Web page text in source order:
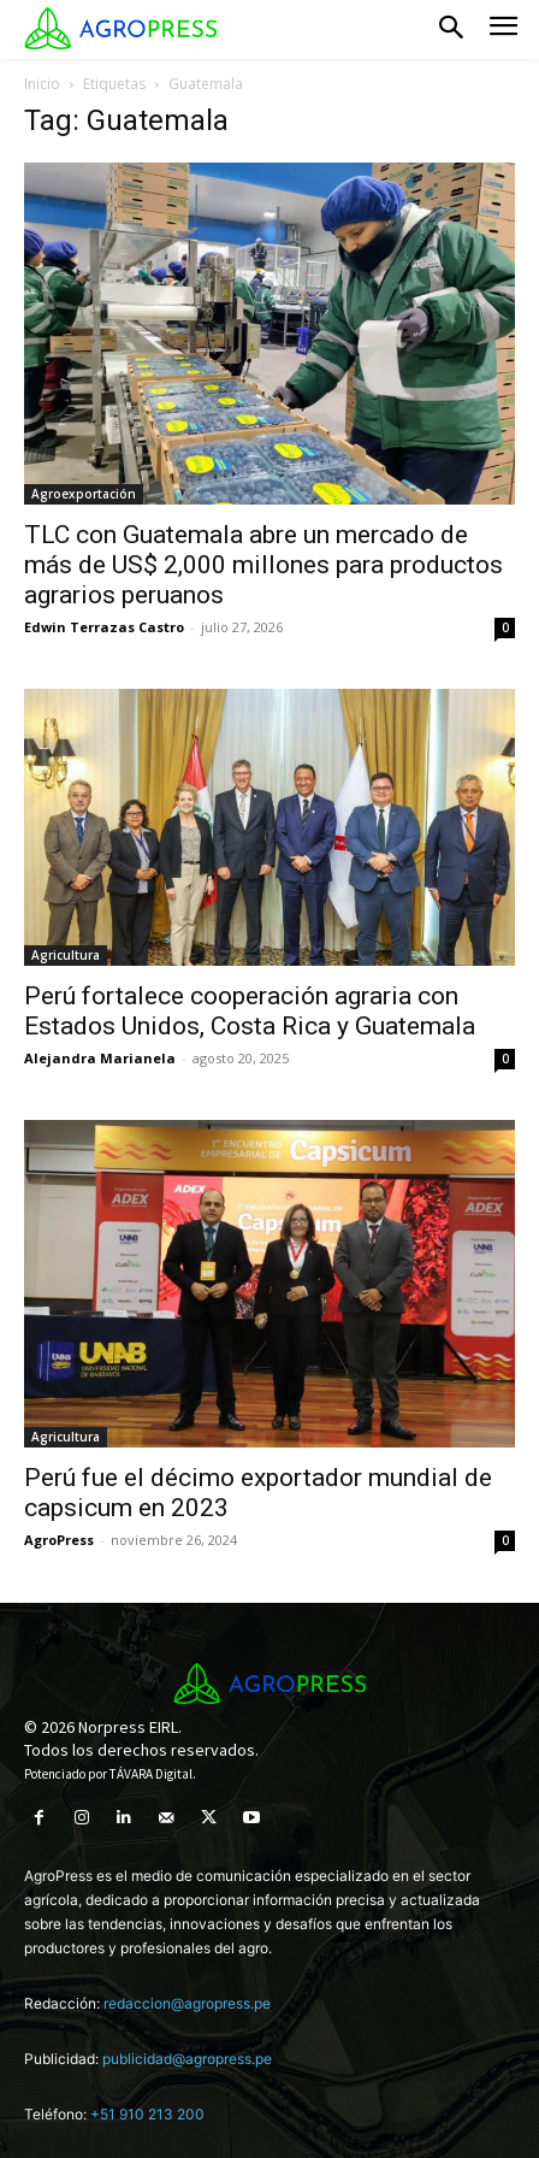
Inicio Etiquetas Guatemala
Tag: Guatemala
Agroexportación
TLC con Guatemala abre un mercado de
más de US$ 2,000 millones para productos
agrarios peruanos
Edwin Terrazas Castro - julio 27, 2026 0
Agricultura
Perú fortalece cooperación agraria con
Estados Unidos, Costa Rica y Guatemala
Alejandra Marianela - agosto 20, 2025 0
Agricultura
Perú fue el décimo exportador mundial de
capsicum en 2023
AgroPress - noviembre 26, 2024 0
© 2026 Norpress EIRL.
Todos los derechos reservados.
Potenciado porTÁVARA Digital.
AgroPress es el medio de comunicación especializado en el sector
agrícola, dedicado a proporcionar información precisa y actualizada
sobre las tendencias, innovaciones y desafíos que enfrentan los
productores y profesionales del agro.
Redacción:redaccion@agropress.pe
Publicidad: publicidad@agropress.pe
Teléfono: +51 910 213 200